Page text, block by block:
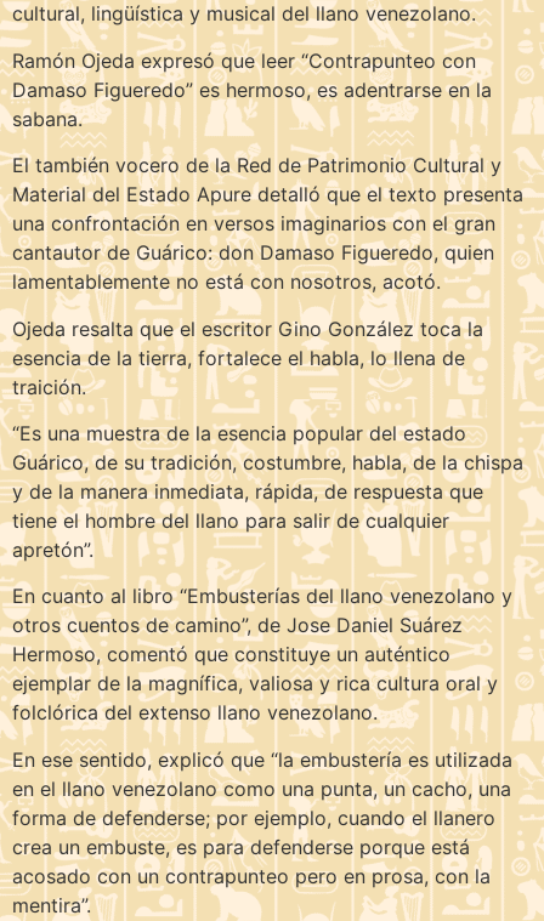
cultural, lingüística y musical del llano venezolano.
Ramón Ojeda expresó que leer “Contrapunteo con
Damaso Figueredo” es hermoso, es adentrarse en la
sabana.
El también vocero de la Red de Patrimonio Cultural y
Material del Estado Apure detalló que el texto presenta
una confrontación en versos imaginarios con el gran
cantautor de Guárico: don Damaso Figueredo, quien
lamentablemente no está con nosotros, acotó.
Ojeda resalta que el escritor Gino González toca la
esencia de la tierra, fortalece el habla, lo llena de
traición.
“Es una muestra de la esencia popular del estado
Guárico, de su tradición, costumbre, habla, de la chispa
y de la manera inmediata, rápida, de respuesta que
tiene el hombre del llano para salir de cualquier
apretón”.
En cuanto al libro “Embusterías del llano venezolano y
otros cuentos de camino”, de Jose Daniel Suárez
Hermoso, comentó que constituye un auténtico
ejemplar de la magnífica, valiosa y rica cultura oral y
folclórica del extenso llano venezolano.
En ese sentido, explicó que “la embustería es utilizada
en el llano venezolano como una punta, un cacho, una
forma de defenderse; por ejemplo, cuando el llanero
crea un embuste, es para defenderse porque está
acosado con un contrapunteo pero en prosa, con la
mentira”.